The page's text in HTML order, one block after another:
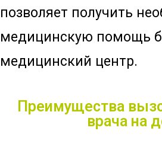
позволяет получить
медицинскую помощь
медицинский центр.
Преимущества
врача на